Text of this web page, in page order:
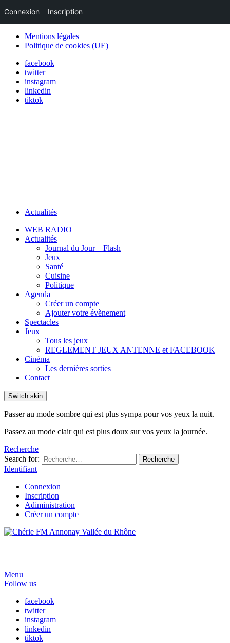
Mentions légales
Politique de cookies (UE)
facebook
twitter
instagram
linkedin
tiktok
Actualités
WEB RADIO
Actualités
Journal du Jour – Flash
Jeux
Santé
Cuisine
Politique
Agenda
Créer un compte
Ajouter votre évènement
Spectacles
Jeux
Tous les jeux
REGLEMENT JEUX ANTENNE et FACEBOOK
Cinéma
Les dernières sorties
Contact
Switch skin
Passer au mode sombre qui est plus sympa pour vos yeux la nuit.
Passez au mode clair qui est plus doux sur vos yeux la journée.
Recherche
Search for:
Recherche
Identifiant
Connexion
Inscription
Adiministration
Créer un compte
Menu
Follow us
facebook
twitter
instagram
linkedin
tiktok
Connexion Inscription